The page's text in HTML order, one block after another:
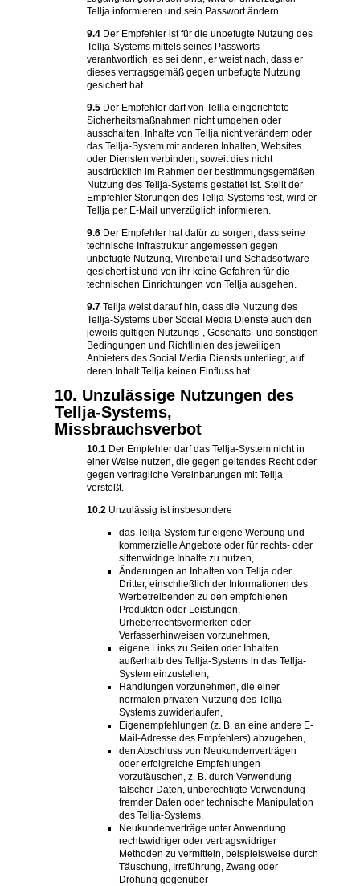
Tellja informieren und sein Passwort ändern.
9.4 Der Empfehler ist für die unbefugte Nutzung des
Tellja-Systems mittels seines Passworts
verantwortlich, es sei denn, er weist nach, dass er
dieses vertragsgemäß gegen unbefugte Nutzung
gesichert hat.
9.5 Der Empfehler darf von Tellja eingerichtete
Sicherheitsmaßnahmen nicht umgehen oder
ausschalten, Inhalte von Tellja nicht verändern oder
das Tellja-System mit anderen Inhalten, Websites
oder Diensten verbinden, soweit dies nicht
ausdrücklich im Rahmen der bestimmungsgemäßen
Nutzung des Tellja-Systems gestattet ist. Stellt der
Empfehler Störungen des Tellja-Systems fest, wird er
Tellja per E-Mail unverzüglich informieren.
9.6 Der Empfehler hat dafür zu sorgen, dass seine
technische Infrastruktur angemessen gegen
unbefugte Nutzung, Virenbefall und Schadsoftware
gesichert ist und von ihr keine Gefahren für die
technischen Einrichtungen von Tellja ausgehen.
9.7 Tellja weist darauf hin, dass die Nutzung des
Tellja-Systems über Social Media Dienste auch den
jeweils gültigen Nutzungs-, Geschäfts- und sonstigen
Bedingungen und Richtlinien des jeweiligen
Anbieters des Social Media Diensts unterliegt, auf
deren Inhalt Tellja keinen Einfluss hat.
10. Unzulässige Nutzungen des
Tellja-Systems,
Missbrauchsverbot
10.1 Der Empfehler darf das Tellja-System nicht in
einer Weise nutzen, die gegen geltendes Recht oder
gegen vertragliche Vereinbarungen mit Tellja
verstößt.
10.2 Unzulässig ist insbesondere
das Tellja-System für eigene Werbung und
kommerzielle Angebote oder für rechts- oder
sittenwidrige Inhalte zu nutzen,
Änderungen an Inhalten von Tellja oder
Dritter, einschließlich der Informationen des
Werbetreibenden zu den empfohlenen
Produkten oder Leistungen,
Urheberrechtsvermerken oder
Verfasserhinweisen vorzunehmen,
eigene Links zu Seiten oder Inhalten
außerhalb des Tellja-Systems in das Tellja-
System einzustellen,
Handlungen vorzunehmen, die einer
normalen privaten Nutzung des Tellja-
Systems zuwiderlaufen,
Eigenempfehlungen (z. B. an eine andere E-
Mail-Adresse des Empfehlers) abzugeben,
den Abschluss von Neukundenverträgen
oder erfolgreiche Empfehlungen
vorzutäuschen, z. B. durch Verwendung
falscher Daten, unberechtigte Verwendung
fremder Daten oder technische Manipulation
des Tellja-Systems,
Neukundenverträge unter Anwendung
rechtswidriger oder vertragswidriger
Methoden zu vermitteln, beispielsweise durch
Täuschung, Irreführung, Zwang oder
Drohung gegenüber